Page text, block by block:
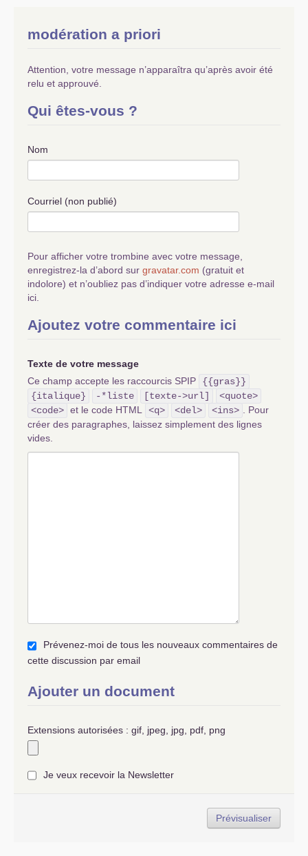
modération a priori
Attention, votre message n’apparaîtra qu’après avoir été
relu et approuvé.
Qui êtes-vous ?
Nom
Courriel (non publié)
Pour afficher votre trombine avec votre message,
enregistrez-la d’abord sur gravatar.com (gratuit et
indolore) et n’oubliez pas d’indiquer votre adresse e-mail
ici.
Ajoutez votre commentaire ici
Texte de votre message
Ce champ accepte les raccourcis SPIP
{{gras}}
{italique}
-*liste [texte->url]
<quote>
<code> et le code HTML <q> <del> <ins> . Pour
créer des paragraphes, laissez simplement des lignes
vides.
Prévenez-moi de tous les nouveaux commentaires de
cette discussion par email
Ajouter un document
Extensions autorisées : gif, jpeg, jpg, pdf, png
Je veux recevoir la Newsletter